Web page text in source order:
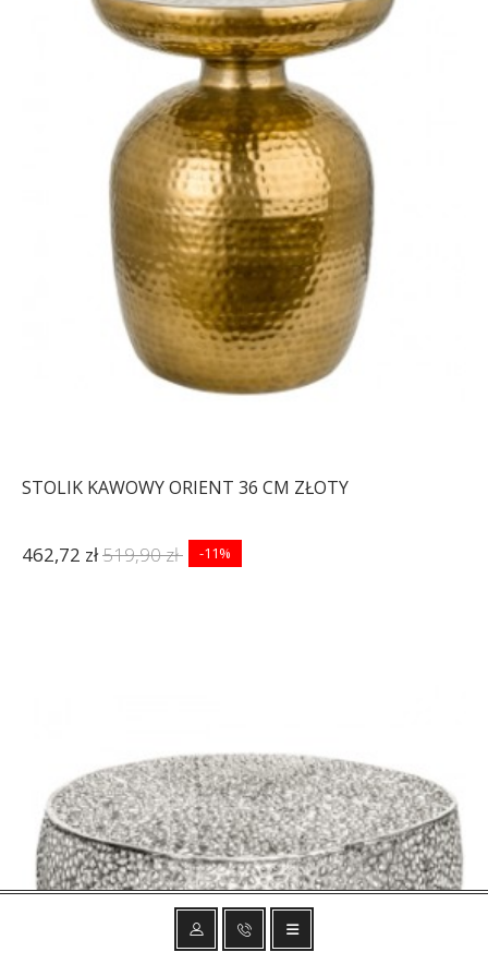
STOLIK KAWOWY ORIENT 36 CM ZŁOTY
462,72 zł519,90 zł -11%